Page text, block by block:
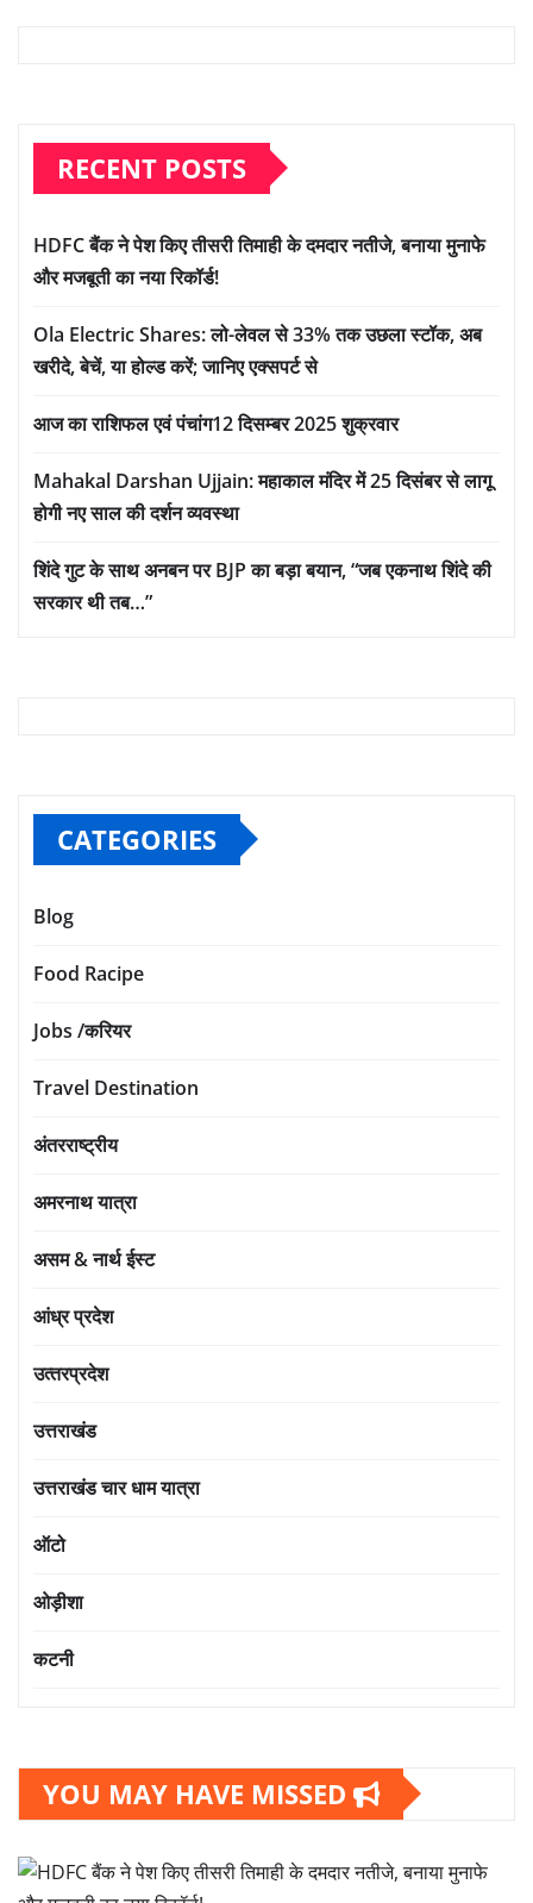
RECENT POSTS
HDFC बैंक ने पेश किए तीसरी तिमाही के दमदार नतीजे, बनाया मुनाफे
और मजबूती का नया रिकॉर्ड!
Ola Electric Shares: लो-लेवल से 33% तक उछला स्टॉक, अब
खरीदे, बेचें, या होल्ड करें; जानिए एक्सपर्ट से
आज का राशिफल एवं पंचांग12 दिसम्बर 2025 शुक्रवार
Mahakal Darshan Ujjain: महाकाल मंदिर में 25 दिसंबर से लागू
होगी नए साल की दर्शन व्यवस्था
शिंदे गुट के साथ अनबन पर BJP का बड़ा बयान, “जब एकनाथ शिंदे की
सरकार थी तब…”
CATEGORIES
Blog
Food Racipe
Jobs /करियर
Travel Destination
अंतरराष्ट्रीय
अमरनाथ यात्रा
असम & नार्थ ईस्ट
आंध्र प्रदेश
उत्‍तरप्रदेश
उत्तराखंड
उत्तराखंड चार धाम यात्रा
ऑटो
ओड़ीशा
कटनी
YOU MAY HAVE MISSED